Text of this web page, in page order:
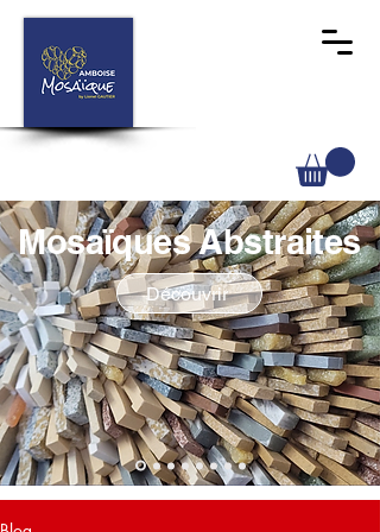
Mosaïques Abstraites
Découvrir